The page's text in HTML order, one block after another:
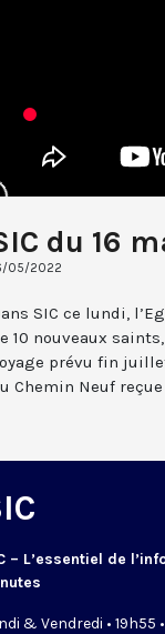
du 16
05/2022
SIC ce lundi,
10 nouveaux
prévu fin
Chemin Neuf
– L’essentiel de
& Vendredi • 19h55